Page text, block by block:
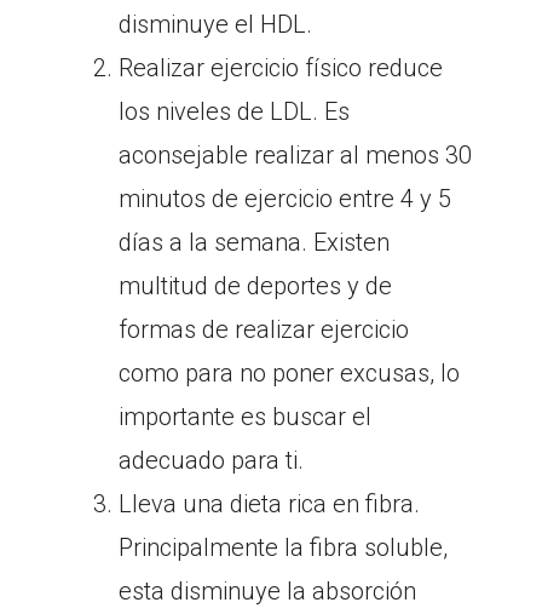
disminuye el HDL.
Realizar ejercicio físico reduce
los niveles de LDL. Es
aconsejable realizar al menos 30
minutos de ejercicio entre 4 y 5
días a la semana. Existen
multitud de deportes y de
formas de realizar ejercicio
como para no poner excusas, lo
importante es buscar el
adecuado para ti.
Lleva una dieta rica en fibra.
Principalmente la fibra soluble,
esta disminuye la absorción